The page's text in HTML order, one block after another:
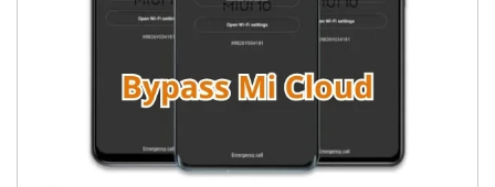
Màn hình Vsmart Màn hình Google Pixel
Pin iPhone Pin Samsumg Pin Oppo
Thay vỏ